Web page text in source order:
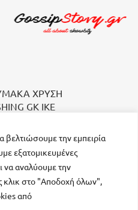
βελτιώσουμε την εμπειρία
εξατομικευμένες
να αναλύουμε την
κλικ στο "Αποδοχή όλων",
από
ΧΡΥΣΗ
GK IKE